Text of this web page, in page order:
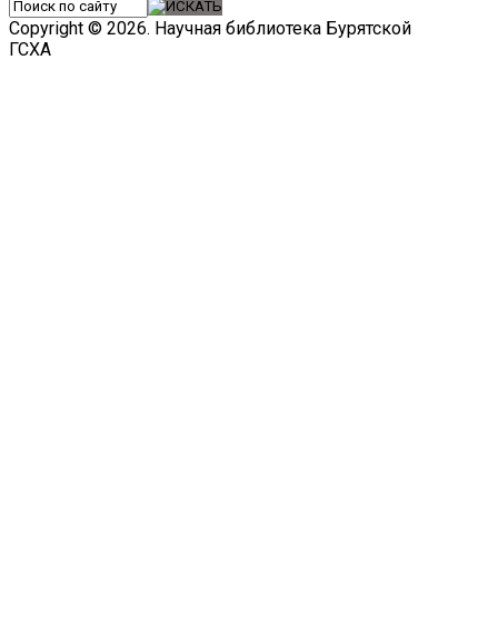
Copyright © 2026. Научная библиотека Бурятской
ГСХА